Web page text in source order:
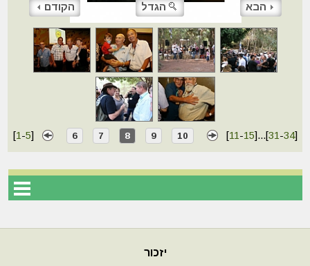
הקודם הגדל הבא
[1 -5] 6 7 8 9 10 [11 -15]...[31 -34]
יזכור